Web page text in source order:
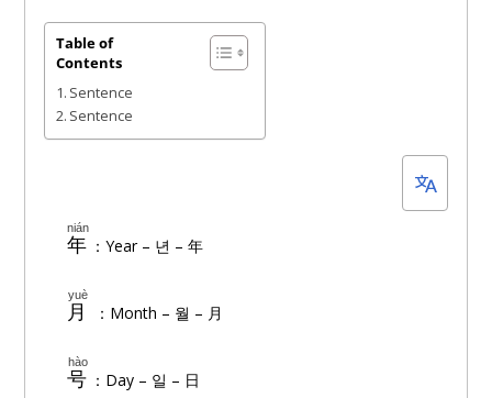
on
June
3,
Table of
Contents
Sentence
Sentence
年
nián
：Year – 년 – 年
月
yuè
：Month – 월 – 月
号
hào
：Day – 일 – 日